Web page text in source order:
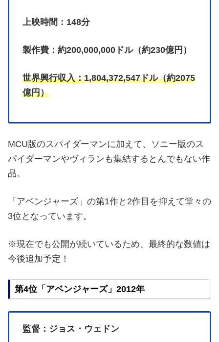
上映時間：148分
製作費：約200,000,000ドル（約230億円）
世界興行収入：1,804,372,547ドル（約2075
億円）
MCU版のスパイダーマンに加えて、ソニー版のス
パイダーマンやヴィランも集結するとんでもない作
品。
「アベンジャーズ」の第1作と2作目を抑えて堂々の
3位となっています。
※現在でも公開が続いているため、最終的な数値は
今後追加予定！
第4位「アベンジャーズ」2012年
監督：ジョス・ウェドン